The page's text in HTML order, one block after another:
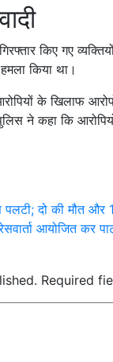
किए गए
किया था।
के खिलाफ
ने कहा कि
पलटी; दो की मौत और
आयोजित कर
Required